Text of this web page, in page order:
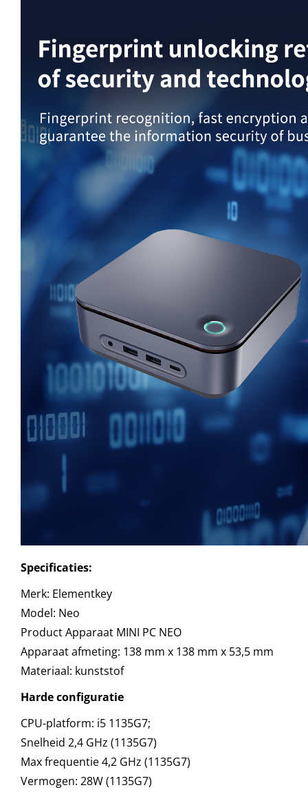
Specificaties:
Merk: Elementkey
Model: Neo
Product Apparaat MINI PC NEO
Apparaat afmeting: 138 mm x 138 mm x 53,5 mm
Materiaal: kunststof
Harde configuratie
CPU-platform: i5 1135G7;
Snelheid 2,4 GHz (1135G7)
Max frequentie 4,2 GHz (1135G7)
Vermogen: 28W (1135G7)